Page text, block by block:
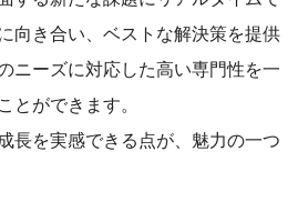
向き合い、ベストな解決策を提供
ニーズに対応した高い専門性を一
とができます。
長を実感できる点が、魅力の一つ